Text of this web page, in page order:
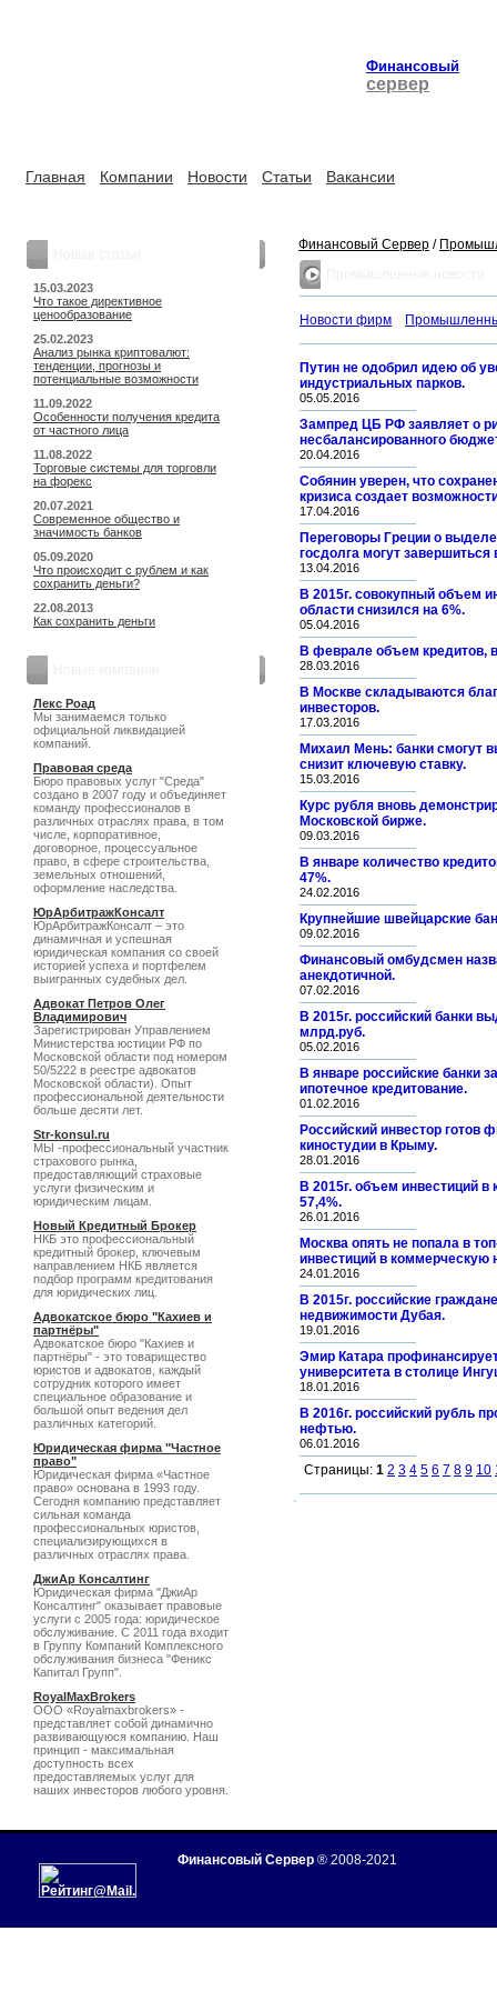
Финансовый
сервер
Главная Компании Новости Статьи Вакансии
15.03.2023
Что такое директивное
ценообразование
25.02.2023
Анализ рынка криптовалют:
тенденции, прогнозы и
потенциальные возможности
11.09.2022
Особенности получения кредита
от частного лица
11.08.2022
Торговые системы для торговли
на форекс
20.07.2021
Современное общество и
значимость банков
05.09.2020
Что происходит с рублем и как
сохранить деньги?
22.08.2013
Как сохранить деньги
Лекс Роад
Мы занимаемся только
официальной ликвидацией
компаний.
Правовая среда
Бюро правовых услуг "Среда"
создано в 2007 году и объединяет
команду профессионалов в
различных отраслях права, в том
числе, корпоративное,
договорное, процессуальное
право, в сфере строительства,
земельных отношений,
оформление наследства.
ЮрАрбитражКонсалт
ЮрАрбитражКонсалт – это
динамичная и успешная
юридическая компания со своей
историей успеха и портфелем
выигранных судебных дел.
Адвокат Петров Олег
Владимирович
Зарегистрирован Управлением
Министерства юстиции РФ по
Московской области под номером
50/5222 в реестре адвокатов
Московской области). Опыт
профессиональной деятельности
больше десяти лет.
Str-konsul.ru
МЫ -профессиональный участник
страхового рынка,
предоставляющий страховые
услуги физическим и
юридическим лицам.
Новый Кредитный Брокер
НКБ это профессиональный
кредитный брокер, ключевым
направлением НКБ является
подбор программ кредитования
для юридических лиц.
Адвокатское бюро "Кахиев и
партнёры"
Адвокатское бюро "Кахиев и
партнёры" - это товарищество
юристов и адвокатов, каждый
сотрудник которого имеет
специальное образование и
большой опыт ведения дел
различных категорий.
Юридическая фирма "Частное
право"
Юридическая фирма «Частное
право» основана в 1993 году.
Сегодня компанию представляет
сильная команда
профессиональных юристов,
специализирующихся в
различных отраслях права.
ДжиАр Консалтинг
Юридическая фирма "ДжиАр
Консалтинг" оказывает правовые
услуги с 2005 года: юридическое
обслуживание. C 2011 года входит
в Группу Компаний Комплексного
обслуживания бизнеса "Феникс
Капитал Групп".
RoyalMaxBrokers
ООО «Royalmaxbrokers» -
представляет собой динамично
развивающуюся компанию. Наш
принцип - максимальная
доступность всех
предоставляемых услуг для
наших инвесторов любого уровня.
Финансовый Сервер /
Новости фирм
Путин не одобрил идею об
индустриальных парков.
05.05.2016
Зампред ЦБ РФ заявляет о
несбалансированного
20.04.2016
Собянин уверен, что
кризиса создает
17.04.2016
Переговоры Греции о
госдолга могут завершиться
13.04.2016
В 2015г. совокупный объем
области снизился на 6%.
05.04.2016
В феврале объем кредитов,
28.03.2016
В Москве складываются
инвесторов.
17.03.2016
Михаил Мень: банки смогут
снизит ключевую ставку.
15.03.2016
Курс рубля вновь
Московской бирже.
09.03.2016
В январе количество
47%.
24.02.2016
Крупнейшие швейцарские
09.02.2016
Финансовый омбудсмен
анекдотичной.
07.02.2016
В 2015г. российский банки
млрд.руб.
05.02.2016
В январе российские банки
ипотечное кредитование.
01.02.2016
Российский инвестор готов
киностудии в Крыму.
28.01.2016
В 2015г. объем инвестиций
57,4%.
26.01.2016
Москва опять не попала в
инвестиций в коммерческую
24.01.2016
В 2015г. российские
недвижимости Дубая.
19.01.2016
Эмир Катара
университета в столице
18.01.2016
В 2016г. российский рубль
нефтью.
06.01.2016
Страницы: 1 2 3 4 5 6 7 8 9 10
Финансовый Сервер ® 2008-2021